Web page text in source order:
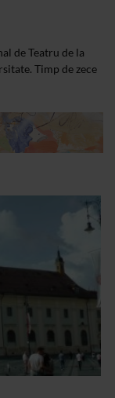
de Teatru de la
Timp de zece